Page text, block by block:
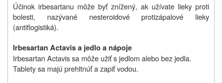
Účinok irbesartanu môže byť znížený, ak užívate lieky proti
bolesti, nazývané nesteroidové protizápalové lieky
(antiflogistiká).
Irbesartan Actavis a jedlo a nápoje
Irbesartan Actavis sa môže užiť s jedlom alebo bez jedla.
Tablety sa majú prehltnúť a zapiť vodou.